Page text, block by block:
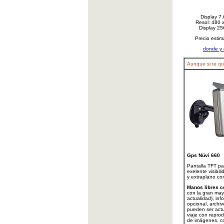
Display
Resol: 480
Display
Precio
donde y
Aunque si te
Gps Nüvi 660
Pantalla TFT
exelente
y extraplano
Manos libres
con la gran
actualidad),
opcional,
pueden ser
viaje con
de imágenes,